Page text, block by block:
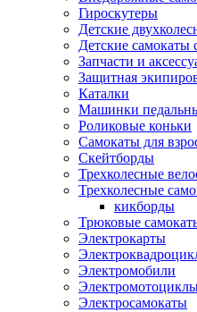
Гироскутеры
Детские
Детские самокаты
Запчасти и
Защитная
Каталки
Машинки
Роликовые коньки
Самокаты для
Скейтборды
Трехколесные
Трехколесные
кикборды
Трюковые
Электрокарты
Электромобили
Электросамокаты